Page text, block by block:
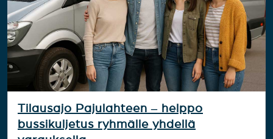
Tilausajo Pajulahteen – helppo
bussikuljetus ryhmälle yhdellä